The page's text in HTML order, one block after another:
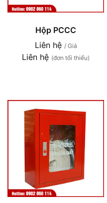
Hộp PCCC
Liên hệ / Giá
Liên hệ (đơn tối thiểu)